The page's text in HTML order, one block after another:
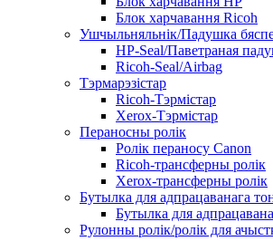
Блок харчавання Ricoh
Ушчыльняльнік/Падушка
HP-Seal/Паветраная
Ricoh-Seal/Airbag
Тэрмарэзістар
Ricoh-Тэрмістар
Xerox-Тэрмістар
Пераносны ролік
Ролік пераносу Canon
Ricoh-трансферны ролік
Xerox-трансферны ролік
Бутылка для адпрацаванага
Бутылка для
Рулонны ролік/ролік для